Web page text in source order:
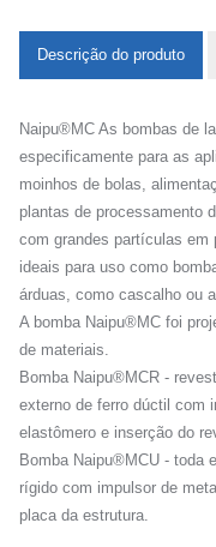
Descrição do produto
Naipu®MC As bombas de
especificamente para as
moinhos de bolas,
plantas de processamento
com grandes partículas em
ideais para uso como
árduas, como cascalho ou
A bomba Naipu®MC foi
de materiais.
Bomba Naipu®MCR -
externo de ferro dúctil com
elastômero e inserção do
Bomba Naipu®MCU - toda
rígido com impulsor de
placa da estrutura.